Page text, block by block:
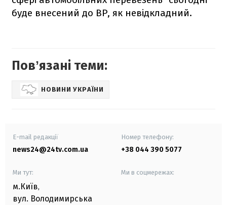
буде внесений до ВР, як невідкладний.
Повʼязані теми:
НОВИНИ УКРАЇНИ
E-mail редакції
news24@24tv.com.ua
Номер телефону:
+38 044 390 5077
Ми тут:
м.Київ,
вул. Володимирська
Ми в соцмережах: